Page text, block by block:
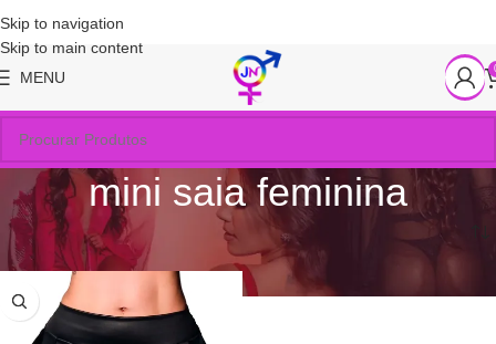
Skip to navigation
Skip to main content
MENU
mini saia feminina
Início Produtos marcados com a tag “mini saia feminina”